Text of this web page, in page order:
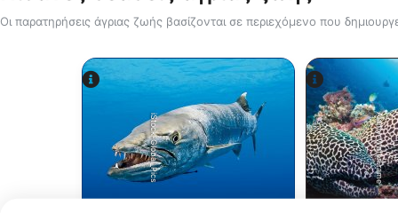
Οι παρατηρήσεις άγριας ζωής βασίζονται σε περιεχόμενο που
iStock-Global_Pics Alamy-WaterFrame